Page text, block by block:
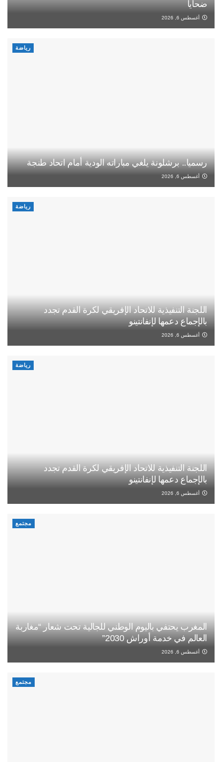
ضحايا
أغسطس 6, 2026
رياضة
رسميا.. برشلونة يلغي مباراته الودية أمام اتحاد طنجة
أغسطس 6, 2026
رياضة
اللجنة التنفيذية للاتحاد الإفريقي لكرة القدم تجدد
بالإجماع دعمها لإنفانتينو
أغسطس 6, 2026
رياضة
اللجنة التنفيذية للاتحاد الإفريقي لكرة القدم تجدد
بالإجماع دعمها لإنفانتينو
أغسطس 6, 2026
مجتمع
المغرب يحتفي باليوم الوطني للجالية تحت شعار “مغاربة
العالم في خدمة أوراش 2030”
أغسطس 6, 2026
مجتمع